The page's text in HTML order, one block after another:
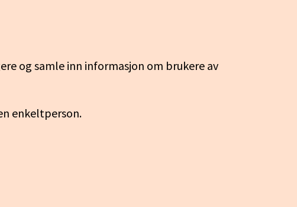
og samle inn informasjon om brukere av
enkeltperson.